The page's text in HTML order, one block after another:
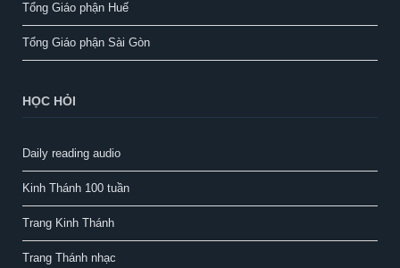
Tổng Giáo phận Huế
Tổng Giáo phận Sài Gòn
HỌC HỎI
Daily reading audio
Kinh Thánh 100 tuần
Trang Kinh Thánh
Trang Thánh nhạc